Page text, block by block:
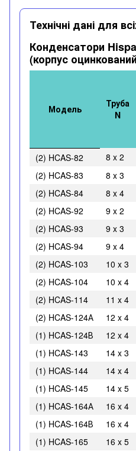
Технічні дані для
Конденсатори
(корпус
Модель
Труба
N
(2) HCAS-82 8 x 2
(2) HCAS-83
8 x 3
(2) HCAS-84
8 x 4
(2) HCAS-92
9 x 2
(2) HCAS-93
9 x 3
(2) HCAS-94
9 x 4
(2) HCAS-103
10 x 3
(2) HCAS-104
10 x 4
(2) HCAS-114
11 x 4
(2) HCAS-124А
12 x 4
(1) HCAS-124В
12 x 4
(1) HCAS-143
14 x 3
(1) HCAS-144
14 x 4
(1) HCAS-145
14 x 5
(1) HCAS-164А
16 x 4
(1) HCAS-164В
16 x 4
(1) HCAS-165
16 x 5